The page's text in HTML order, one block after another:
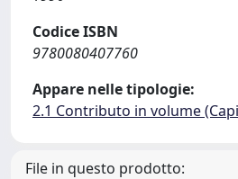
Codice ISBN
9780080407760
Appare nelle tipologie:
2.1 Contributo in volume
File in questo prodotto: